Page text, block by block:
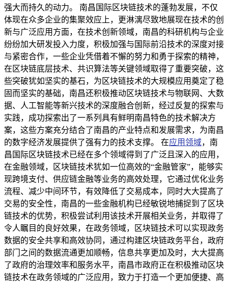
强大而持久的动力。 南昌国际区块链技术的蓬勃发展，不仅
体现在众多企业的集聚效应上，更淋漓尽致地展现在技术的创
新与广泛应用方面，在技术创新领域，南昌的科研机构与企业
纷纷加大研发投入力度，积极加强与国际前沿技术的深度对接
与紧密合作，一些企业凭借着不懈的努力和勇于探索的精神，
在区块链底层技术、共识算法等关键领域取得了重要突破，这
些突破犹如坚实的基石，为区块链技术的大规模应用奠定了稳
固而坚实的基础，南昌还积极推动区块链技术与物联网、大数
据、人工智能等新兴技术的深度融合创新，经过反复的探索与
实践，成功探索出了一系列具有鲜明南昌特色的技术解决方
案，这些方案充分结合了南昌的产业特点和发展需求，为南昌
的数字经济发展提供了强有力的技术支撑。 在应用领域，南
昌国际区块链技术已经在多个领域得到了广泛且深入的应用，
在金融领域，区块链技术犹如一位高效的“金融管家”，能够实
现跨境支付、供应链金融等业务的高效处理，它通过优化业务
流程、减少中间环节，有效降低了交易成本，同时大大提高了
交易的安全性，南昌的一些金融机构已经敏锐地捕捉到了区块
链技术的优势，积极尝试利用该技术开展相关业务，并取得了
令人瞩目的良好效果，在政务领域，区块链技术可以实现政务
数据的安全共享和高效协同，通过构建区块链政务平台，政府
部门之间的数据流通更加顺畅，信息共享更加及时，大大提高
了政府的治理效率和服务水平，南昌市政府正在积极推动区块
链技术在政务领域的广泛应用，致力于打造一个更加便捷、高